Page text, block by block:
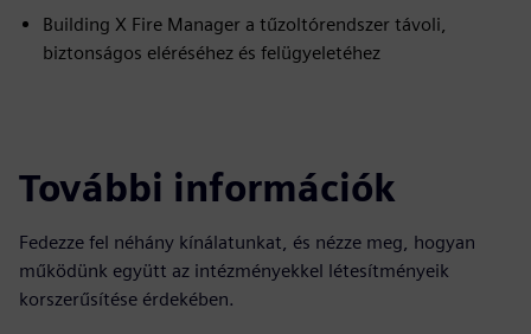
Building X Fire Manager a tűzoltórendszer távoli,
biztonságos eléréséhez és felügyeletéhez
További információk
Fedezze fel néhány kínálatunkat, és nézze meg, hogyan
működünk együtt az intézményekkel létesítményeik
korszerűsítése érdekében.